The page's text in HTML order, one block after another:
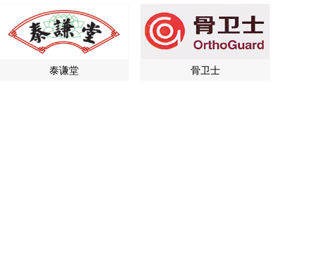
泰谦堂 骨卫士